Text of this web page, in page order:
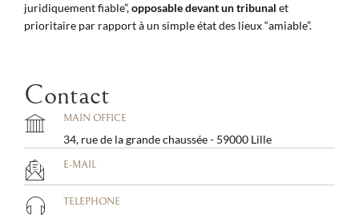
juridiquement fiable”,opposable devant un tribunal et
prioritaire par rapport à un simple état des lieux “amiable”.
Contact
MAIN OFFICE
34, rue de la grande chaussée - 59000 Lille
E-MAIL
TELEPHONE